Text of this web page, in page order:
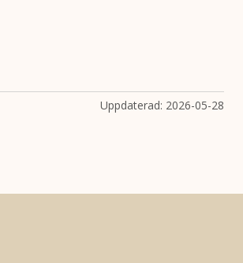
Uppdaterad: 2026-05-28